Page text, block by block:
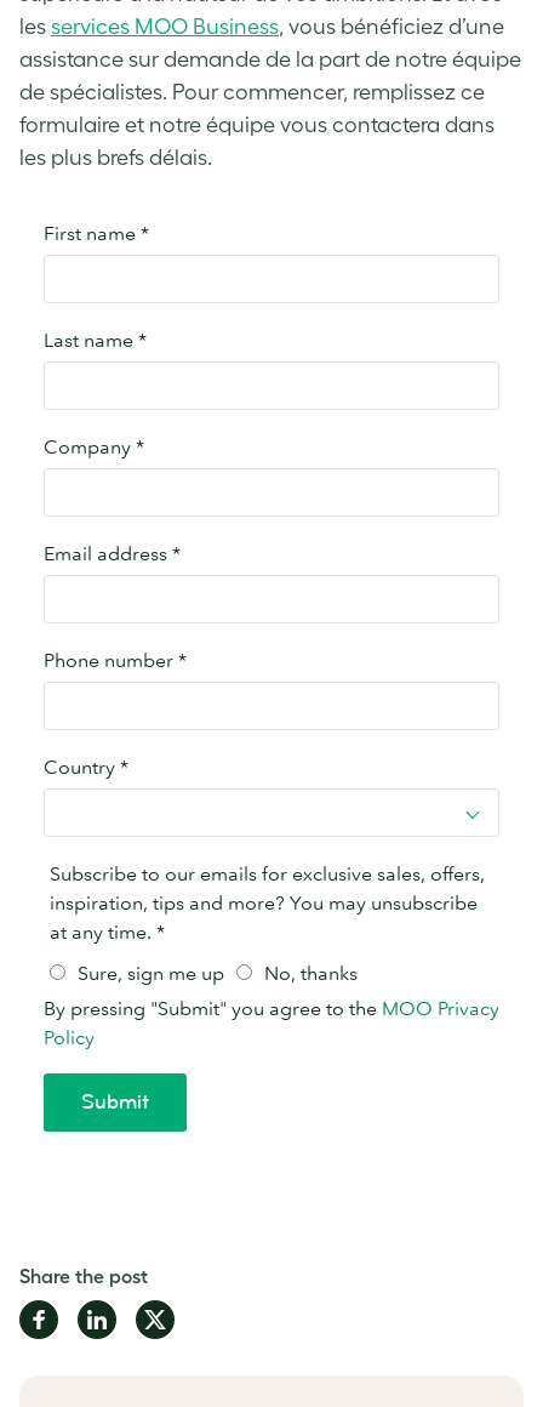
les services MOO Business, vous bénéficiez d’une
assistance sur demande de la part de notre équipe
de spécialistes. Pour commencer, remplissez ce
formulaire et notre équipe vous contactera dans
les plus brefs délais.
Share the post
Share
on
Share
on
Share
on